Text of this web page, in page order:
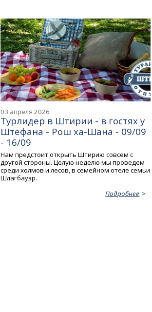
03 апреля 2026
Турлидер в Штирии - в гостях у
Штефана - Рош ха-Шана - 09/09
- 16/09
Нам предстоит открыть Штирию совсем с
другой стороны. Целую неделю мы проведем
среди холмов и лесов, в семейном отеле семьи
Шлагбауэр.
Подробнее